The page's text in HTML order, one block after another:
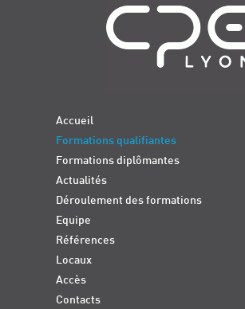
Accueil
Formations qualifiantes
Formations diplômantes
Actualités
Déroulement des formations
Equipe
Références
Locaux
Accès
Contacts